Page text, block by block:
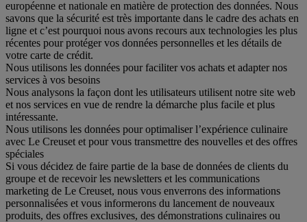
européenne et nationale en matière de protection des données. Nous
savons que la sécurité est très importante dans le cadre des achats en
ligne et c’est pourquoi nous avons recours aux technologies les plus
récentes pour protéger vos données personnelles et les détails de
votre carte de crédit.
Nous utilisons les données pour faciliter vos achats et adapter nos
services à vos besoins
Nous analysons la façon dont les utilisateurs utilisent notre site web
et nos services en vue de rendre la démarche plus facile et plus
intéressante.
Nous utilisons les données pour optimaliser l’expérience culinaire
avec Le Creuset et pour vous transmettre des nouvelles et des offres
spéciales
Si vous décidez de faire partie de la base de données de clients du
groupe et de recevoir les newsletters et les communications
marketing de Le Creuset, nous vous enverrons des informations
personnalisées et vous informerons du lancement de nouveaux
produits, des offres exclusives, des démonstrations culinaires ou